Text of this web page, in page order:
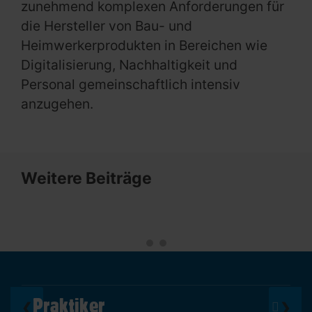
zunehmend komplexen Anforderungen für
die Hersteller von Bau- und
Heimwerkerprodukten in Bereichen wie
Digitalisierung, Nachhaltigkeit und
Personal gemeinschaftlich intensiv
anzugehen.
Weitere Beiträge
❮ ❯
Praktiker